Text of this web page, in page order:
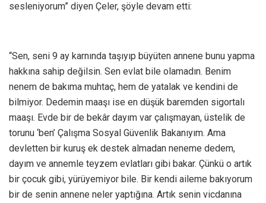
sesleniyorum” diyen Çeler, şöyle devam etti:
“Sen, seni 9 ay karnında taşıyıp büyüten annene bunu yapma
hakkına sahip değilsin. Sen evlat bile olamadın. Benim
nenem de bakıma muhtaç, hem de yatalak ve kendini de
bilmiyor. Dedemin maaşı ise en düşük baremden sigortalı
maaşı. Evde bir de bekâr dayım var çalışmayan, üstelik de
torunu ‘ben’ Çalışma Sosyal Güvenlik Bakanıyım. Ama
devletten bir kuruş ek destek almadan neneme dedem,
dayım ve annemle teyzem evlatları gibi bakar. Çünkü o artık
bir çocuk gibi, yürüyemiyor bile. Bir kendi aileme bakıyorum
bir de senin annene neler yaptığına. Artık senin vicdanına